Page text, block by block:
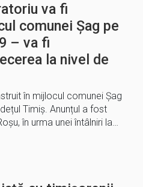
va fi
comunei Șag pe
– va fi
la nivel de
în mijlocul comunei Șag
Timiș. Anunțul a fost
în urma unei întâlniri la…